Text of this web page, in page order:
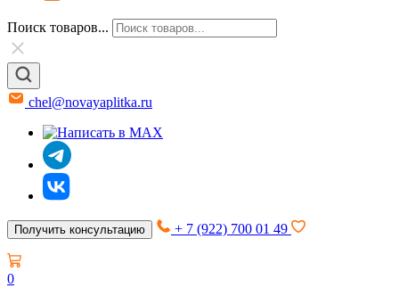
Поиск товаров...
chel@novayaplitka.ru
Получить консультацию + 7 (922) 700 01 49
0